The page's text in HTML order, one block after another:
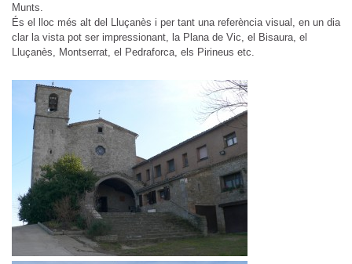
Munts.
És el lloc més alt del Lluçanès i per tant una referència visual, en un dia
clar la vista pot ser impressionant, la Plana de Vic, el Bisaura, el
Lluçanès, Montserrat, el Pedraforca, els Pirineus etc.